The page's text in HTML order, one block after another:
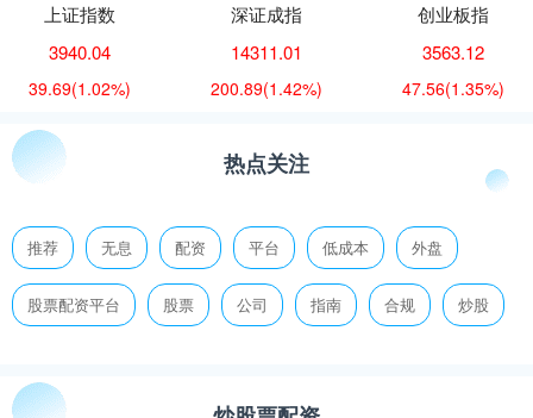
上证指数
3940.04
39.69(1.02%)
深证成指
14311.01
200.89(1.42%)
创业板指
3563.12
47.56(1.35%)
热点关注
推荐 无息 配资 平台 低成本 外盘
股票配资平台 股票 公司 指南 合规 炒股